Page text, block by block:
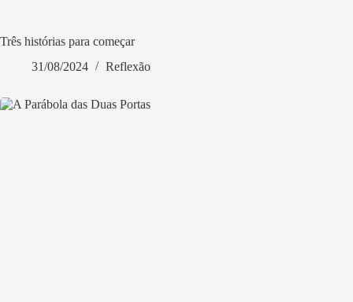
Três histórias para começar
31/08/2024
Reflexão